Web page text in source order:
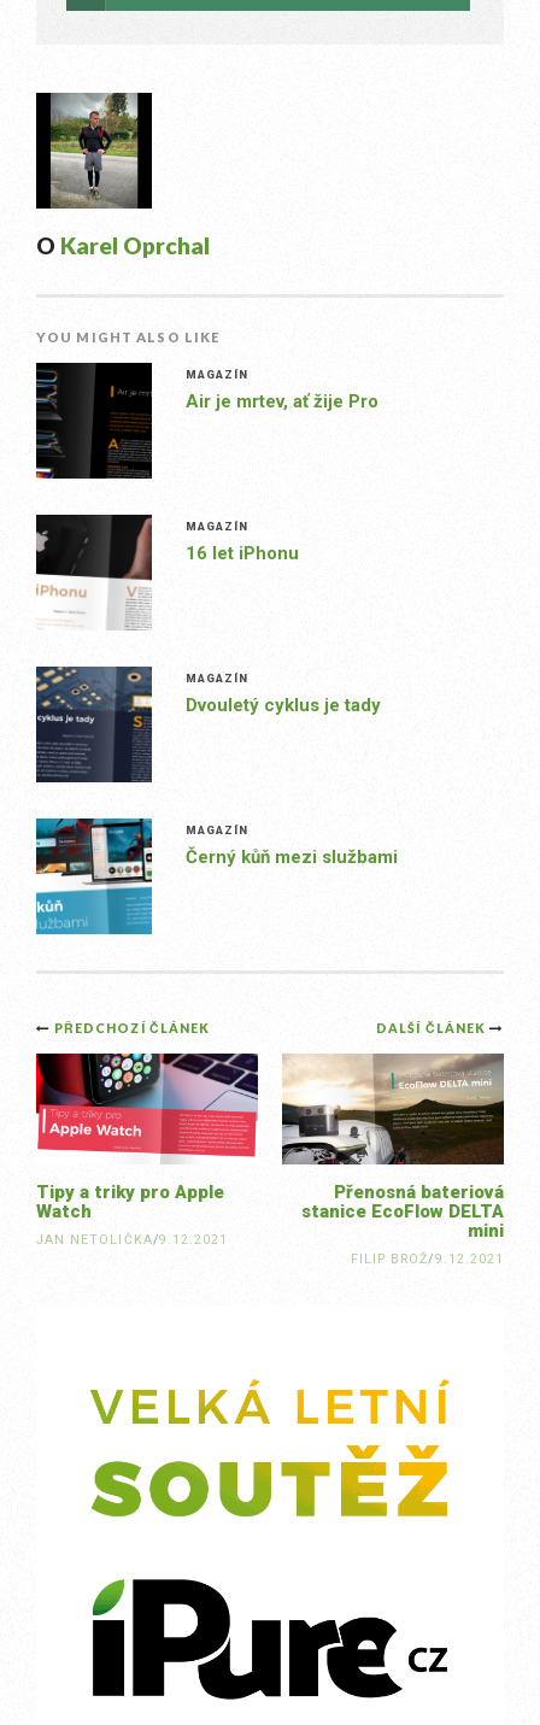
O Karel Oprchal
YOU MIGHT ALSO LIKE
MAGAZÍN
Air je mrtev, ať žije Pro
MAGAZÍN
16 let iPhonu
MAGAZÍN
Dvouletý cyklus je tady
MAGAZÍN
Černý kůň mezi službami
Post
navigation
DALŠÍ ČLÁNEK
Přenosná bateriová
stanice EcoFlow DELTA
mini
FILIP BROŽ/9.12.2021
PŘEDCHOZÍ ČLÁNEK
Tipy a triky pro Apple
Watch
JAN NETOLIČKA/9.12.2021